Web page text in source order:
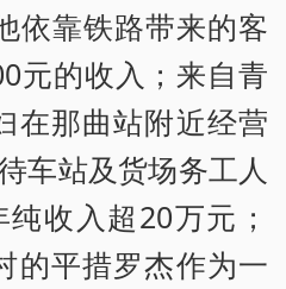
依靠铁路带来的客
元的收入；来自青
在那曲站附近经营
车站及货场务工人
收入超20万元；
的平措罗杰作为一